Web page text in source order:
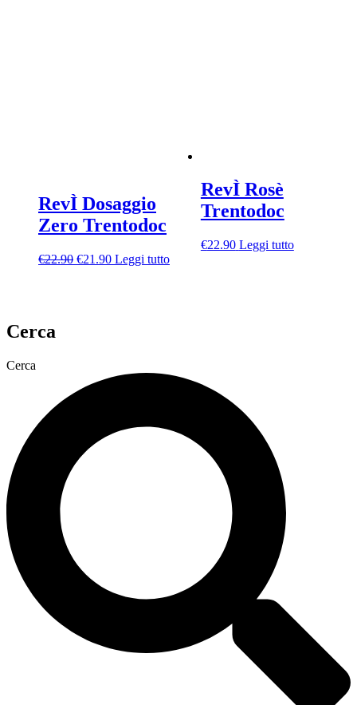
RevÌ Dosaggio
Zero Trentodoc
€22.90 Il
€21.90IlLeggi tutto
RevÌ Rosè
Trentodoc
€22.90 Leggi tutto
Cerca
Cerca